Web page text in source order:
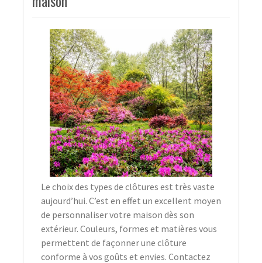
Le choix des types de clôtures est très vaste
aujourd’hui. C’est en effet un excellent moyen
de personnaliser votre maison dès son
extérieur. Couleurs, formes et matières vous
permettent de façonner une clôture
conforme à vos goûts et envies. Contactez